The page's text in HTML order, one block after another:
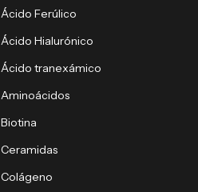
Ácido Ferúlico
Ácido Hialurónico
Ácido tranexámico
Aminoácidos
Biotina
Ceramidas
Colágeno